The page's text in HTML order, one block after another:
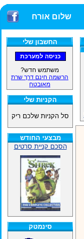
שלום אורח
החשבון שלי
משתמש חדש?
הרשמה חינם דרך שרת
מאובטח
הקניות שלי
סל הקניות שלכם ריק
מבצעי החודש
הסכם קניית סרטים
סינמטק